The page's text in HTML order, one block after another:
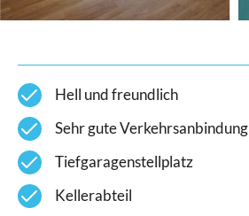
check Hell und freundlich
check Sehr gute Verkehrsanbindung
check Tiefgaragenstellplatz
check Kellerabteil